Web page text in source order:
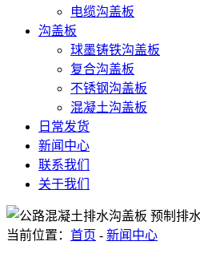
电缆沟盖板
沟盖板
球墨铸铁沟盖板
复合沟盖板
不锈钢沟盖板
混凝土沟盖板
日常发货
新闻中心
联系我们
关于我们
当前位置： 首页 - 新闻中心